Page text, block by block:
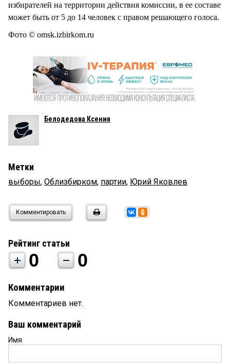
избирателей на территории действия комиссии, в ее составе
может быть от 5 до 14 человек с правом решающего голоса.
Фото © omsk.izbirkom.ru
Белодедова Ксения
Метки
выборы, Облизбирком, партии, Юрий Яковлев
Комментировать
Рейтинг статьи
0 0
Комментарии
Комментариев нет.
Ваш комментарий
Имя